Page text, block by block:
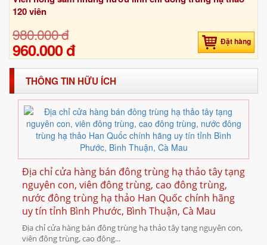
120 viên
980.000 đ
960.000 đ Đặt hàng
THÔNG TIN HỮU ÍCH
Địa chỉ cửa hàng bán đông trùng hạ thảo tây tạng
nguyên con, viên đông trùng, cao đông trùng,
nước đông trùng hạ thảo Han Quốc chính hãng
uy tín tỉnh Bình Phước, Bình Thuận, Cà Mau
Địa chỉ cửa hàng bán đông trùng hạ thảo tây tạng nguyên con,
viên đông trùng, cao đông...